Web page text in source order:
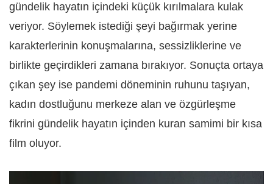
gündelik hayatın içindeki küçük kırılmalara kulak
veriyor. Söylemek istediği şeyi bağırmak yerine
karakterlerinin konuşmalarına, sessizliklerine ve
birlikte geçirdikleri zamana bırakıyor. Sonuçta ortaya
çıkan şey ise pandemi döneminin ruhunu taşıyan,
kadın dostluğunu merkeze alan ve özgürleşme
fikrini gündelik hayatın içinden kuran samimi bir kısa
film oluyor.